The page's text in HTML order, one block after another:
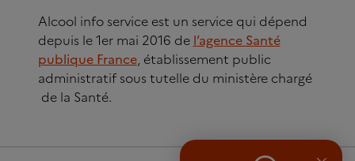
Alcool info service est un service qui dépend
depuis le 1er mai 2016 de l’agence Santé
publique France, établissement public
administratif sous tutelle du ministère chargé
de la Santé.